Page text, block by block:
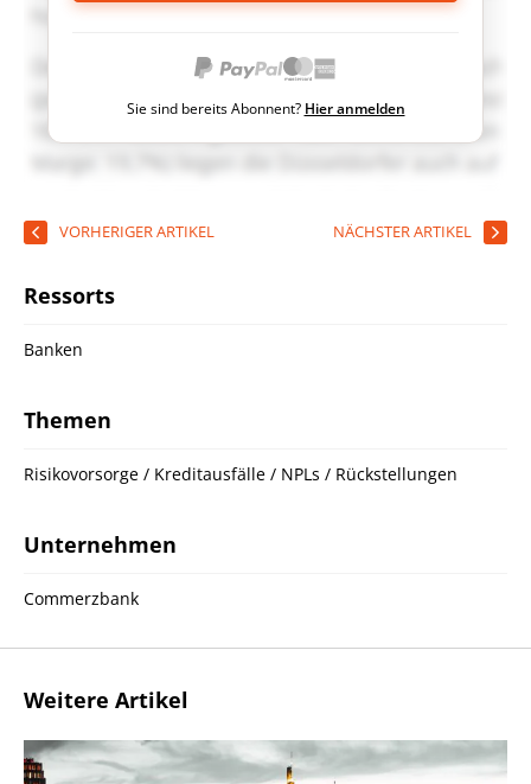
Sie sind bereits Abonnent? Hier anmelden
VORHERIGER ARTIKEL NÄCHSTER ARTIKEL
Ressorts
Banken
Themen
Risikovorsorge / Kreditausfälle / NPLs / Rückstellungen
Unternehmen
Commerzbank
Weitere Artikel